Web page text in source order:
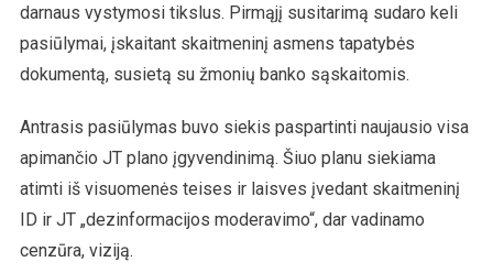
darnaus vystymosi tikslus. Pirmąjį susitarimą sudaro keli
pasiūlymai, įskaitant skaitmeninį asmens tapatybės
dokumentą, susietą su žmonių banko sąskaitomis.
Antrasis pasiūlymas buvo siekis paspartinti naujausio visa
apimančio JT plano įgyvendinimą. Šiuo planu siekiama
atimti iš visuomenės teises ir laisves įvedant skaitmeninį
ID ir JT „dezinformacijos moderavimo“, dar vadinamo
cenzūra, viziją.